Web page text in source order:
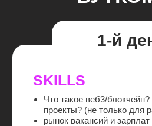
Научим позиционированию себя на рынке
вакансий, чтобы быстро получать отклик
иностранные проекты
Получишь промпты ChatGPT, чтобы
грамотно оформить резюме
и карьерный коуч)